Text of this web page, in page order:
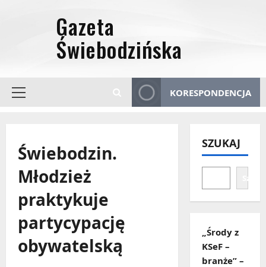
Menu
KORESPONDENCJA
Świebodzin.
Młodzież
praktykuje
partycypację
obywatelską
SZUKAJ
„Środy z
KSeF –
branże” –